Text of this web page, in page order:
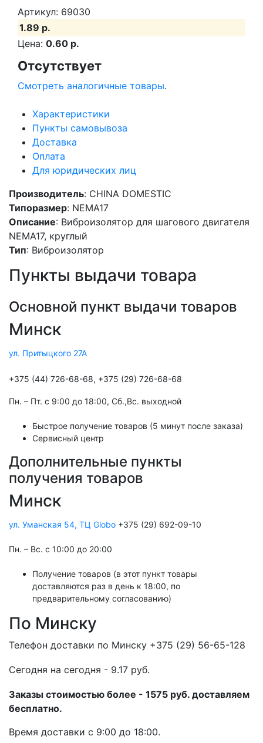
Артикул: 69030
1.89 р.
Цена: 0.60 р.
Отсутствует
Смотреть аналогичные товары.
Характеристики
Пункты самовывоза
Доставка
Оплата
Для юридических лиц
Производитель: CHINA DOMESTIC
Типоразмер: NEMA17
Описание: Виброизолятор для шагового двигателя
NEMA17, круглый
Тип: Виброизолятор
Пункты выдачи товара
Основной пункт выдачи товаров
Минск
ул. Притыцкого 27А
+375 (44) 726-68-68, +375 (29) 726-68-68
Пн. – Пт. с 9:00 до 18:00, Cб.,Вс. выходной
Быстрое получение товаров (5 минут после заказа)
Сервисный центр
Дополнительные пункты
получения товаров
Минск
ул. Уманская 54, ТЦ Globo +375 (29) 692-09-10
Пн. – Вс. с 10:00 до 20:00
Получение товаров (в этот пункт товары
доставляются раз в день к 18:00, по
предварительному согласованию)
По Минску
Телефон доставки по Минску +375 (29) 56-65-128
Cегодня на сегодня - 9.17 руб.
Заказы стоимостью более - 1575 руб. доставляем
бесплатно.
Время доставки с 9:00 до 18:00.